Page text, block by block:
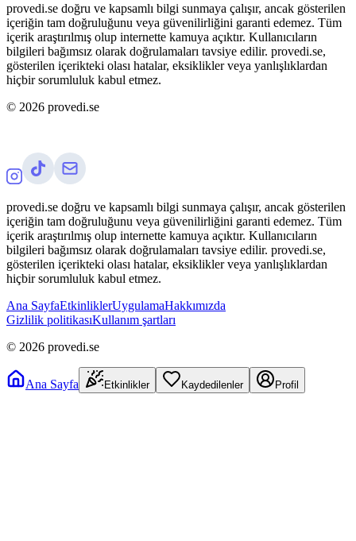
provedi.se doğru ve kapsamlı bilgi sunmaya çalışır, ancak gösterilen
içeriğin tam doğruluğunu veya güvenilirliğini garanti edemez. Tüm
içerik araştırılmış olup internette kamuya açıktır. Kullanıcıların
bilgileri bağımsız olarak doğrulamaları tavsiye edilir. provedi.se,
gösterilen içerikteki olası hatalar, eksiklikler veya yanlışlıklardan
hiçbir sorumluluk kabul etmez.
© 2026 provedi.se
provedi.se doğru ve kapsamlı bilgi sunmaya çalışır, ancak gösterilen
içeriğin tam doğruluğunu veya güvenilirliğini garanti edemez. Tüm
içerik araştırılmış olup internette kamuya açıktır. Kullanıcıların
bilgileri bağımsız olarak doğrulamaları tavsiye edilir. provedi.se,
gösterilen içerikteki olası hatalar, eksiklikler veya yanlışlıklardan
hiçbir sorumluluk kabul etmez.
Ana SayfaEtkinliklerUygulamaHakkımızda
Gizlilik politikasıKullanım şartları
© 2026 provedi.se
Ana Sayfa Etkinlikler Kaydedilenler Profil